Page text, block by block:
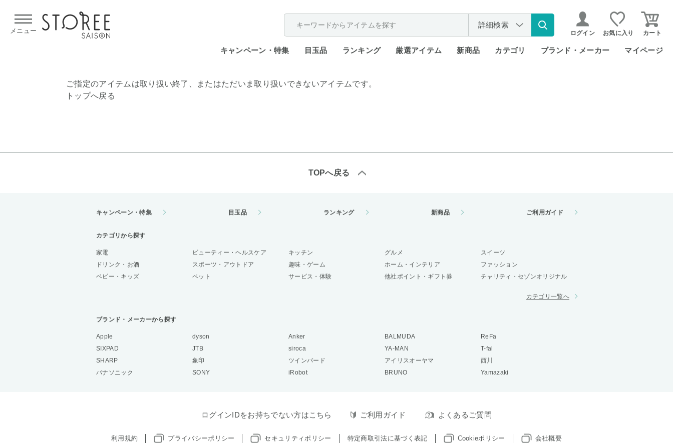
メニュー
詳細検索
ログイン お気に入り カート
キャンペーン・特集 目玉品 ランキング 厳選アイテム 新商品 カテゴリ ブランド・メーカー マイページ
ご指定のアイテムは取り扱い終了、またはただいま取り扱いできないアイテムです。
トップへ戻る
TOPへ戻る
キャンペーン・特集 目玉品 ランキング 新商品 ご利用ガイド
カテゴリから探す
家電 ビューティー・ヘルスケア キッチン グルメ
スイーツ
ドリンク・お酒
スポーツ・アウトドア 趣味・ゲーム ホーム・インテリア
ファッション
ベビー・キッズ
ペット サービス・体験 他社ポイント・ギフト券 チャリティ・セゾンオリジナル
カテゴリ一覧へ
ブランド・メーカーから探す
Apple dyson Anker BALMUDA
ReFa
SIXPAD
JTB siroca YA-MAN
T-fal
SHARP
象印 ツインバード アイリスオーヤマ
西川
パナソニック
SONY iRobot BRUNO Yamazaki
ログインIDをお持ちでない方はこちら ご利用ガイド よくあるご質問
利用規約 プライバシーポリシー セキュリティポリシー 特定商取引法に基づく表記 Cookieポリシー 会社概要